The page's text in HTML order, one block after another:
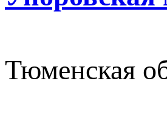
Тюменская